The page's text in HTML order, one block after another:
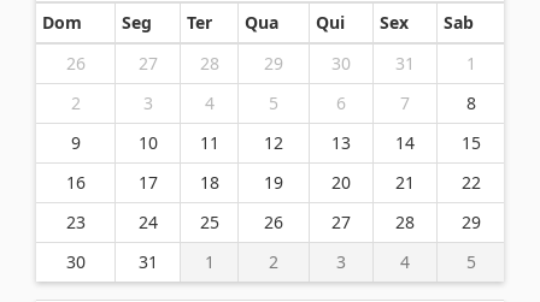
Dom
Seg Ter Qua Qui Sex
Sab
26
27 28 29 30 31
1
2
3 4 5 6 7
8
9
10 11 12 13 14
15
16
17 18 19 20 21
22
23
24 25 26 27 28
29
30
31 1 2 3 4 5